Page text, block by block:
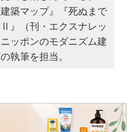
築マップ』『死ぬまで
』（刊・エクスナレッ
ッポンのモダニズム建
執筆を担当。